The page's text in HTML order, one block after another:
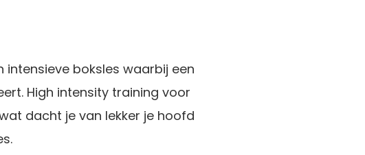
intensieve boksles waarbij een
High intensity training voor
dacht je van lekker je hoofd